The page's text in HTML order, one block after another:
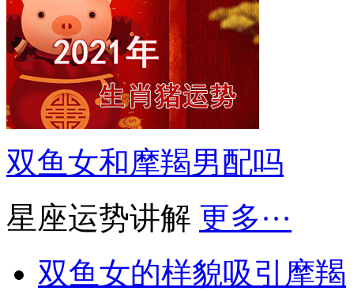
双鱼女和摩羯男配吗
星座运势讲解 更多···
双鱼女的样貌吸引摩羯